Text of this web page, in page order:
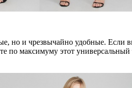
но и чрезвычайно удобные. Если
максимуму этот